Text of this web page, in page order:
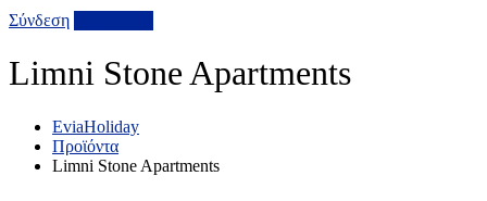
Σύνδεση
Limni Stone Apartments
EviaHoliday
Προϊόντα
Limni Stone Apartments